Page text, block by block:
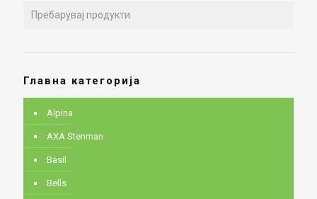
Главна категорија
Alpina
AXA Stenman
Basil
Bells